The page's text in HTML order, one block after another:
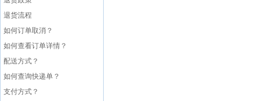
退货流程
如何订单取消？
如何查看订单详情？
配送方式？
如何查询快递单？
支付方式？